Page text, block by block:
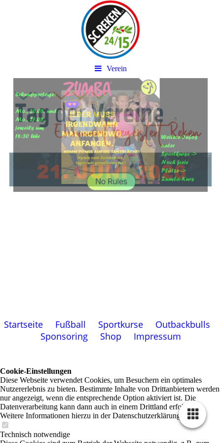
Verein
Startseite Fußball Sportkurse
Outbackbulls
Sponsoring
Shop Impressum
Cookie-Einstellungen
Diese Webseite verwendet Cookies, um Besuchern ein optimales
Nutzererlebnis zu bieten. Bestimmte Inhalte von Drittanbietern werden
nur angezeigt, wenn die entsprechende Option aktiviert ist. Die
Datenverarbeitung kann dann auch in einem Drittland erfolgen.
Weitere Informationen hierzu in der Datenschutzerklärung.
Technisch notwendige